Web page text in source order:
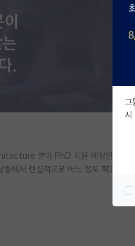
분야 PhD 지원 예정인 석사
에서 현실적으로 어느 정도 학교까지
그
시